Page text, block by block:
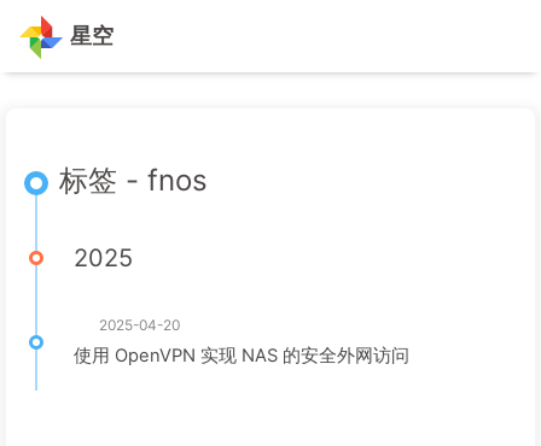
星空
标签 - fnos
2025
2025-04-20
使用 OpenVPN 实现 NAS 的安全外网访问